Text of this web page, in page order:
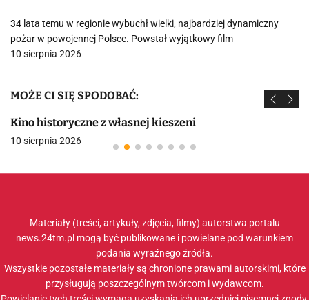
34 lata temu w regionie wybuchł wielki, najbardziej dynamiczny
pożar w powojennej Polsce. Powstał wyjątkowy film
10 sierpnia 2026
MOŻE CI SIĘ SPODOBAĆ:
Kino historyczne z własnej kieszeni
10 sierpnia 2026
Materiały (treści, artykuły, zdjęcia, filmy) autorstwa portalu
news.24tm.pl mogą być publikowane i powielane pod warunkiem
podania wyraźnego źródła.
Wszystkie pozostałe materiały są chronione prawami autorskimi, które
przysługują poszczególnym twórcom i wydawcom.